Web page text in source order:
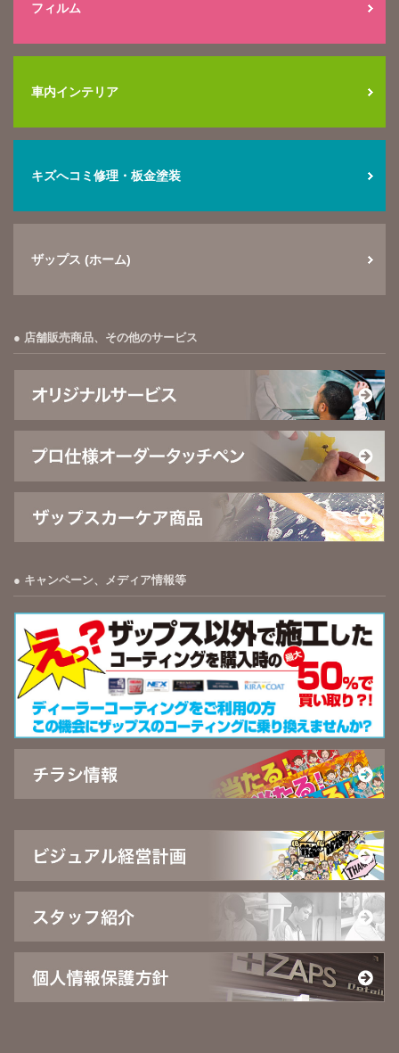
フィルム
車内インテリア
キズへコミ修理・板金塗装
ザップス (ホーム)
店舗販売商品、その他のサービス
キャンペーン、メディア情報等